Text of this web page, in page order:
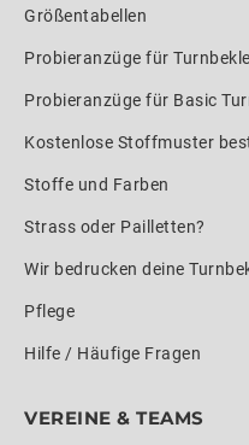
Größentabellen
Probieranzüge für
Probieranzüge für Basic
Kostenlose Stoffmuster
Stoffe und Farben
Strass oder Pailletten?
Wir bedrucken deine
Pflege
Hilfe / Häufige Fragen
VEREINE & TEAMS